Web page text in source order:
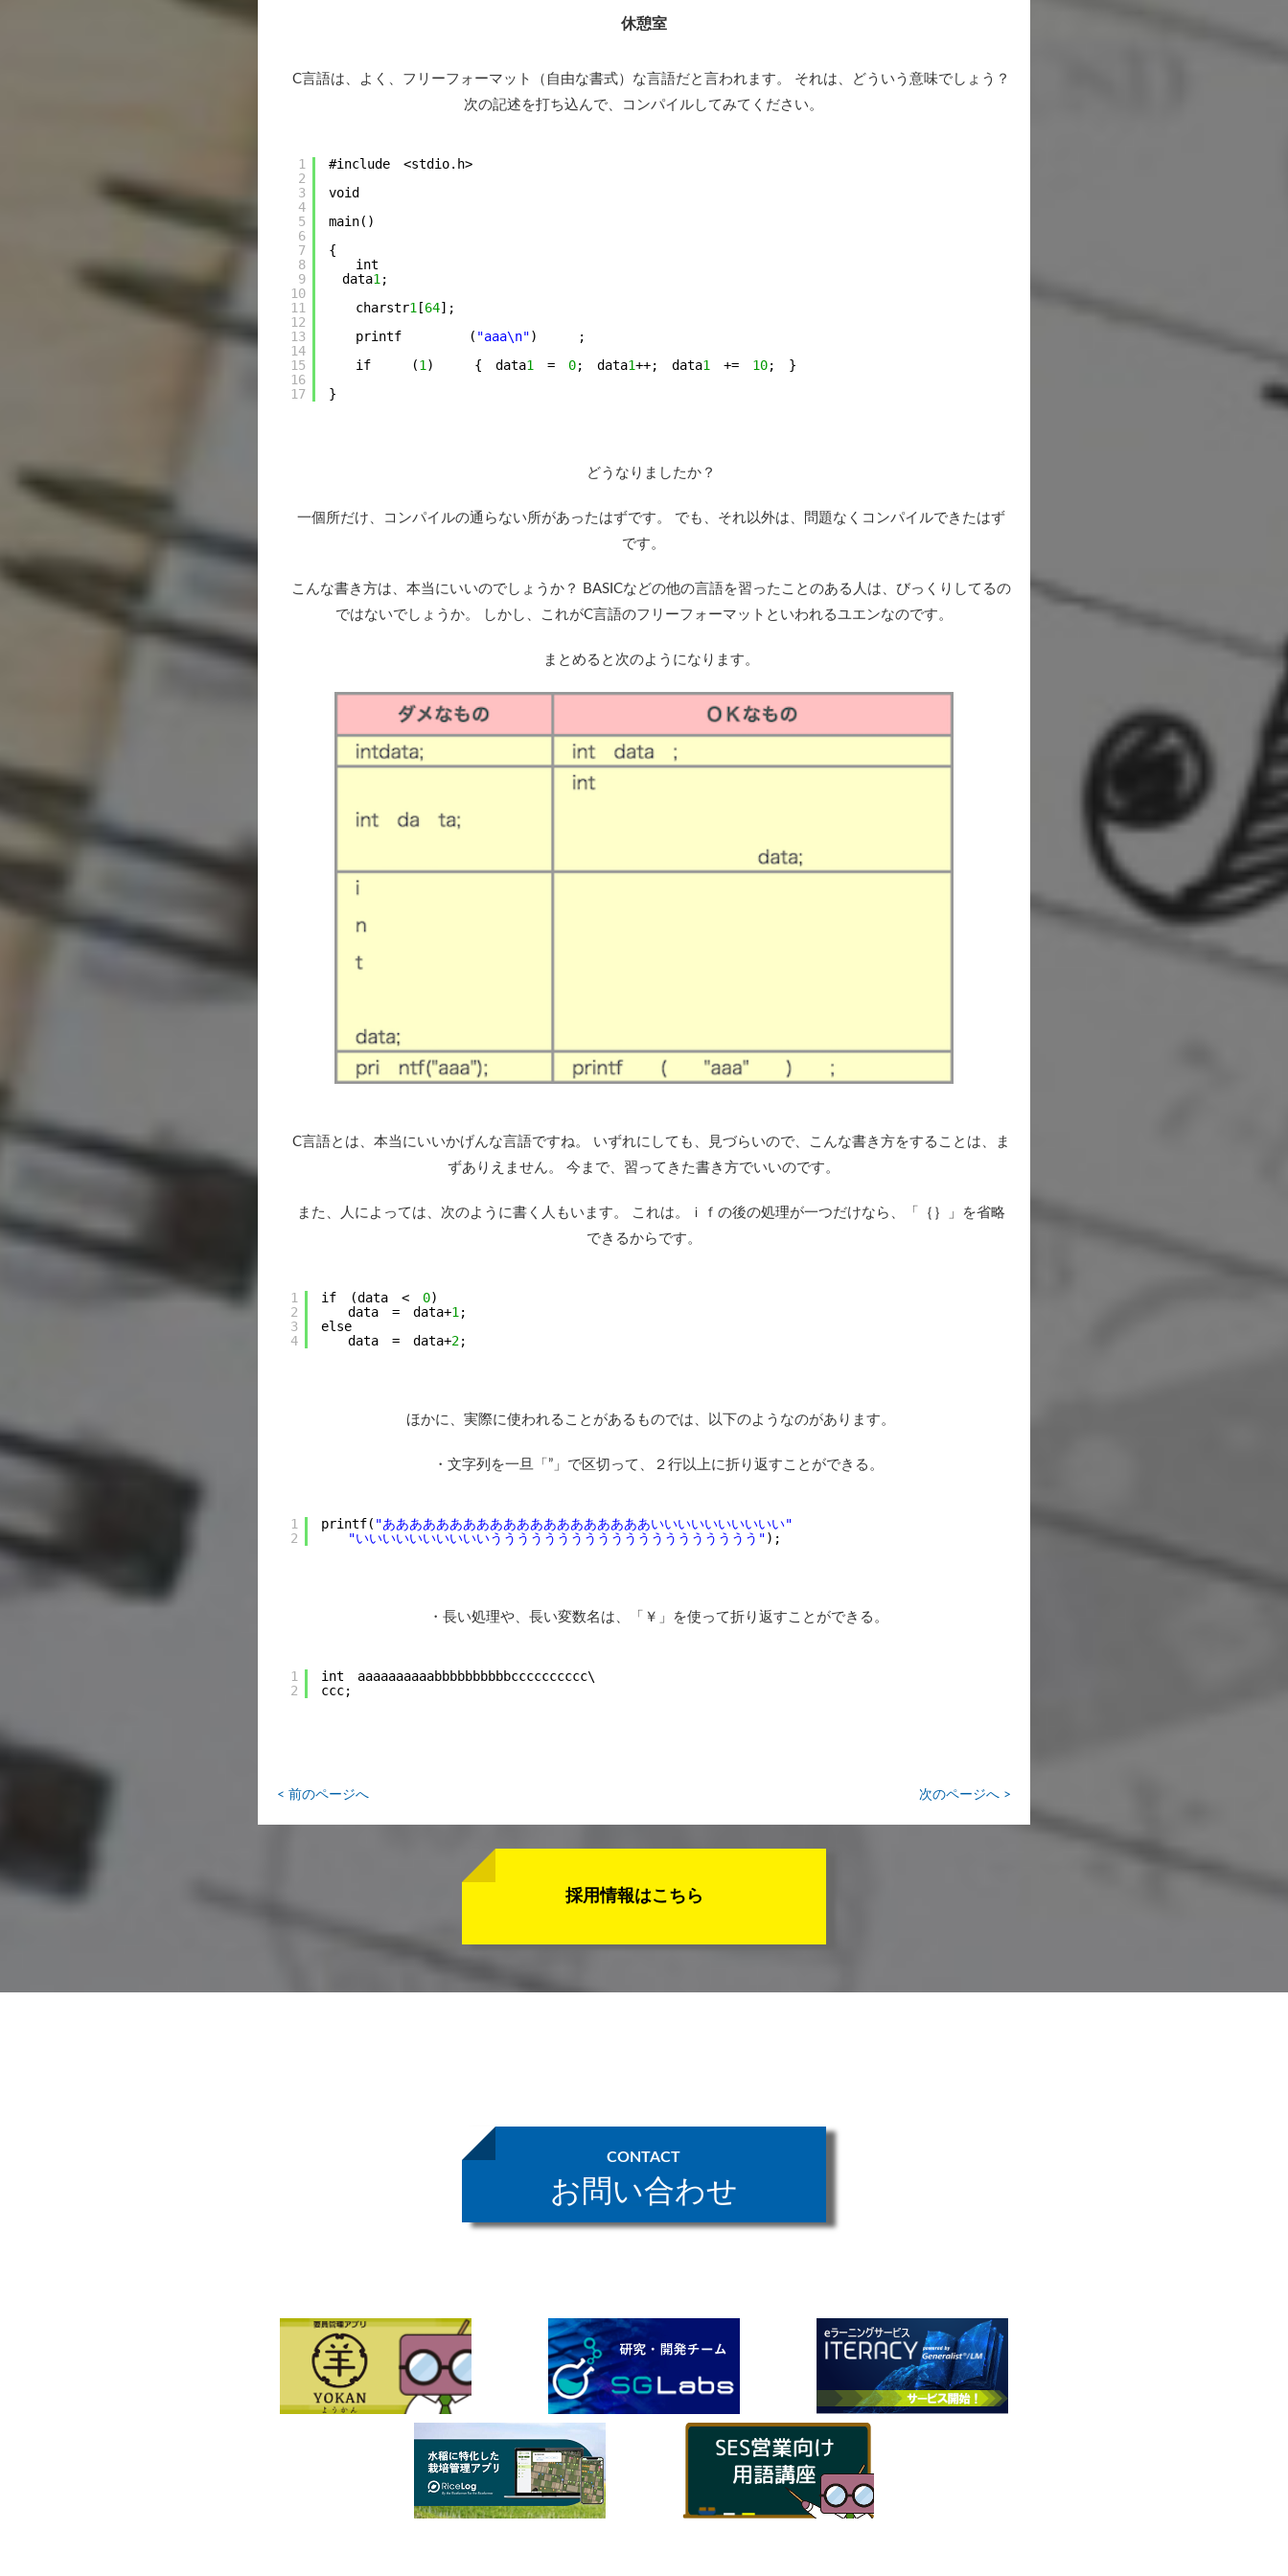
休憩室
C言語は、よく、フリーフォーマット（自由な書式）な言語だと言われます。 それは、どういう意味でしょう？
次の記述を打ち込んで、コンパイルしてみてください。
1
2
3
4
5
6
7
8
9
10
11
12
13
14
15
16
17
#include　<stdio.h>
void
main()
{
int
data1 ;
charstr1 [64];
printf　　　　　( "aaa\n")　　　;
if　　　(1 )　　　{　data1 = 0;　data1++;　data1 += 10;　}
}
どうなりましたか？
一個所だけ、コンパイルの通らない所があったはずです。 でも、それ以外は、問題なくコンパイルできたはず
です。
こんな書き方は、本当にいいのでしょうか？ BASICなどの他の言語を習ったことのある人は、びっくりしてるの
ではないでしょうか。 しかし、これがC言語のフリーフォーマットといわれるユエンなのです。
まとめると次のようになります。
C言語とは、本当にいいかげんな言語ですね。 いずれにしても、見づらいので、こんな書き方をすることは、ま
ずありえません。 今まで、習ってきた書き方でいいのです。
また、人によっては、次のように書く人もいます。 これは。ｉｆの後の処理が一つだけなら、「｛｝」を省略
できるからです。
1
2
3
4
if　(data　< 0)
data　=　data+1 ;
else
data　=　data+2;
ほかに、実際に使われることがあるものでは、以下のようなのがあります。
・文字列を一旦「”」で区切って、２行以上に折り返すことができる。
1
2
printf( "ああああああああああああああああああああいいいいいいいいいい"
"いいいいいいいいいいうううううううううううううううううううう");
・長い処理や、長い変数名は、「￥」を使って折り返すことができる。
1
2
int　aaaaaaaaaabbbbbbbbbbcccccccccc\
ccc;
< 前のページへ 次のページへ >
採用情報はこちら
CONTACT
お問い合わせ